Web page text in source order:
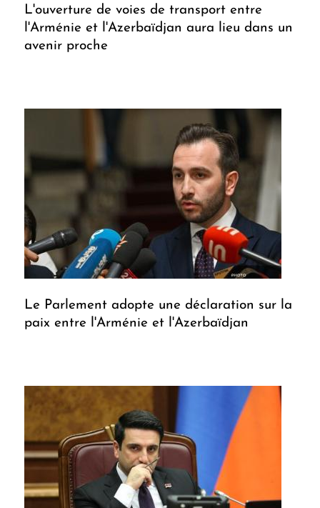
L'ouverture de voies de transport entre
l'Arménie et l'Azerbaïdjan aura lieu dans un
avenir proche
Le Parlement adopte une déclaration sur la
paix entre l'Arménie et l'Azerbaïdjan